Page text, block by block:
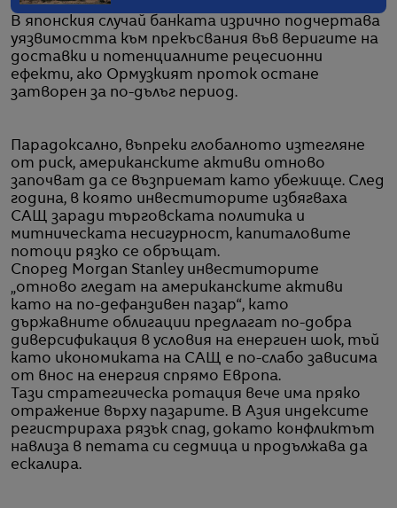
В японския случай банката изрично подчертава
уязвимостта към прекъсвания във веригите на
доставки и потенциалните рецесионни
ефекти, ако Ормузкият проток остане
затворен за по-дълъг период.
Парадоксално, въпреки глобалното изтегляне
от риск, американските активи отново
започват да се възприемат като убежище. След
година, в която инвеститорите избягваха
САЩ заради търговската политика и
митническата несигурност, капиталовите
потоци рязко се обръщат.
Според Morgan Stanley инвеститорите
„отново гледат на американските активи
като на по-дефанзивен пазар“, като
държавните облигации предлагат по-добра
диверсификация в условия на енергиен шок, тъй
като икономиката на САЩ е по-слабо зависима
от внос на енергия спрямо Европа.
Тази стратегическа ротация вече има пряко
отражение върху пазарите. В Азия индексите
регистрираха рязък спад, докато конфликтът
навлиза в петата си седмица и продължава да
ескалира.